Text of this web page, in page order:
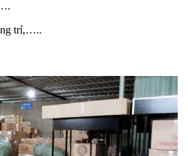
trí,…..